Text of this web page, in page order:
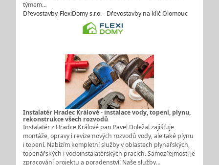
týmem…
Dřevostavby-FlexiDomy s.r.o. - Dřevostavby na klíč Olomouc
Instalatér Hradec Králové - instalace vody, topení, plynu,
rekonstrukce všech rozvodů
Instalatér z Hradce Králové pan Pavel Doležal zajišťuje
montáže, opravy i revize nových rozvodů vody, ale také plynu
i topení. Nabízím kompletní služby v oblastech plynařských,
topenářských i vodoinstalatérských pracích. Samozřejmostí je
zpracování projektu a poradenství. Naše služby…